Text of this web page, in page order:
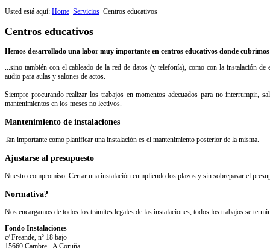
Usted está aquí: Home Servicios Centros educativos
Centros educativos
Hemos desarrollado una labor muy importante en centros educativos donde
...sino también con el cableado de la red de datos (y telefonía), como con la instalación
audio para aulas y salones de actos.
Siempre procurando realizar los trabajos en momentos adecuados para no interrumpir,
mantenimientos en los meses no lectivos.
Mantenimiento de instalaciones
Tan importante como planificar una instalación es el mantenimiento posterior de la misma.
Ajustarse al presupuesto
Nuestro compromiso: Cerrar una instalación cumpliendo los plazos y sin sobrepasar el
Normativa?
Nos encargamos de todos los trámites legales de las instalaciones, todos los trabajos se
Fondo Instalaciones
c/ Freande, nº 18 bajo
15660 Cambre - A Coruña